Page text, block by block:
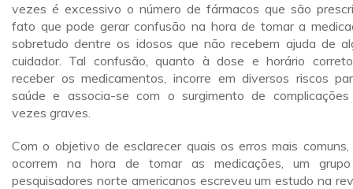
vezes é excessivo o número de fármacos que são
fato que pode gerar confusão na hora de tomar a
sobretudo dentre os idosos que não recebem ajuda de
cuidador. Tal confusão, quanto à dose e horário
receber os medicamentos, incorre em diversos riscos
saúde e associa-se com o surgimento de
vezes graves.
Com o objetivo de esclarecer quais os erros mais comuns,
ocorrem na hora de tomar as medicações, um
pesquisadores norte americanos escreveu um estudo na